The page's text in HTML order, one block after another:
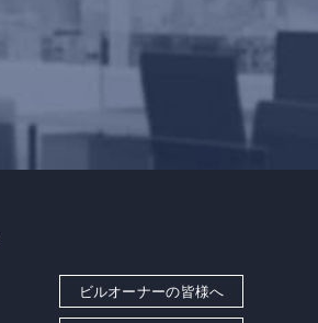
ビルオーナーの皆様へ